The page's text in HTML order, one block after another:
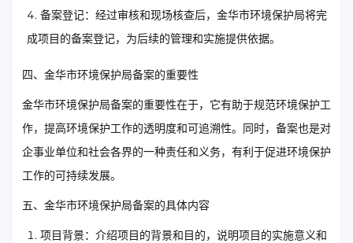
备案登记：经过审核和现场核查后，金华市环境保护局将完
成项目的备案登记，为后续的管理和实施提供依据。
四、金华市环境保护局备案的重要性
金华市环境保护局备案的重要性在于，它有助于规范环境保护工
作，提高环境保护工作的透明度和可追溯性。同时，备案也是对
企事业单位和社会各界的一种责任和义务，有利于促进环境保护
工作的可持续发展。
五、金华市环境保护局备案的具体内容
项目背景：介绍项目的背景和目的，说明项目的实施意义和